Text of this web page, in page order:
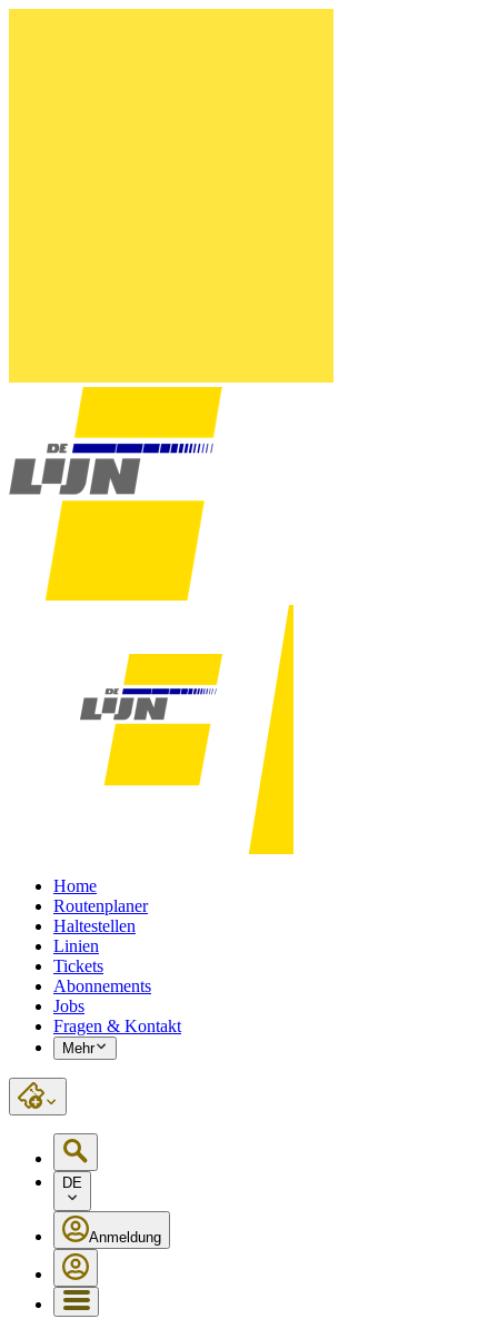
Home
Routenplaner
Haltestellen
Linien
Tickets
Abonnements
Jobs
Fragen & Kontakt
Mehr
DE
Anmeldung